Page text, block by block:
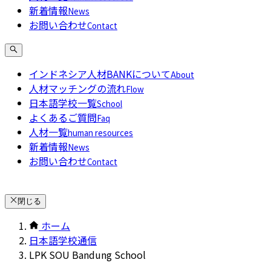
新着情報News
お問い合わせContact
インドネシア人材BANKについてAbout
人材マッチングの流れFlow
日本語学校一覧School
よくあるご質問Faq
人材一覧human resources
新着情報News
お問い合わせContact
閉じる
ホーム
日本語学校通信
LPK SOU Bandung School